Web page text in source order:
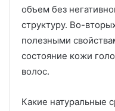
объем без
структуру. Во-
полезными
состояние кожи
волос.
Какие натуральные